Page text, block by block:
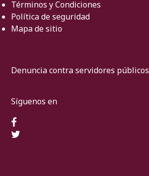
Términos y Condiciones
Política de seguridad
Mapa de sitio
Denuncia contra servidores públicos
Síguenos en